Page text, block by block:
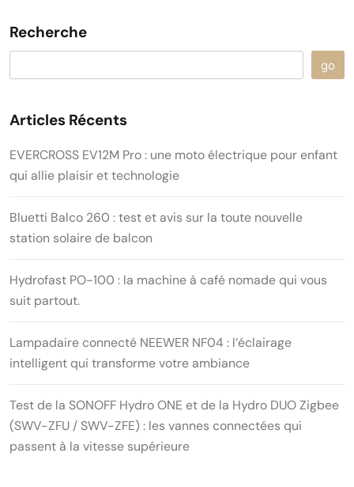
Recherche
go
Articles Récents
EVERCROSS EV12M Pro : une moto électrique pour enfant
qui allie plaisir et technologie
Bluetti Balco 260 : test et avis sur la toute nouvelle
station solaire de balcon
Hydrofast PO-100 : la machine à café nomade qui vous
suit partout.
Lampadaire connecté NEEWER NF04 : l’éclairage
intelligent qui transforme votre ambiance
Test de la SONOFF Hydro ONE et de la Hydro DUO Zigbee
(SWV-ZFU / SWV-ZFE) : les vannes connectées qui
passent à la vitesse supérieure